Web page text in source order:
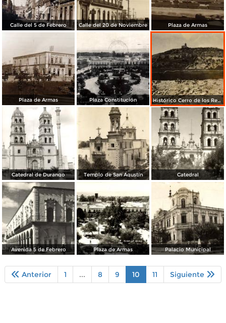
Calle del 5 de Febrero Calle del 20 de Noviembre Plaza de Armas
Plaza de Armas Plaza Constitución Histórico Cerro de los Remedios
Catedral de Durango Templo de San Agustín Catedral
Avenida 5 de Febrero Plaza de Armas Palacio Municipal
Anterior 1 ... 8 9 10 11 Siguiente